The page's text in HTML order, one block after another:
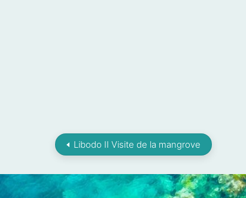
Libodo II Visite de la mangrove